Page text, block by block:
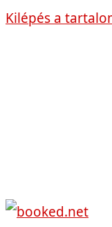
Kilépés a